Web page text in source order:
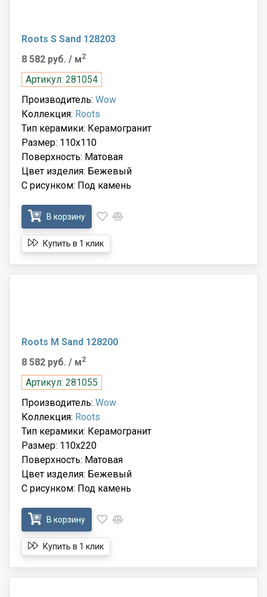
Roots S Sand 128203
8 582 руб. / м2
Артикул: 281054
Производитель: Wow
Коллекция: Roots
Тип керамики: Керамогранит
Размер: 110x110
Поверхность: Матовая
Цвет изделия: Бежевый
С рисунком: Под камень
В корзину
Купить в 1 клик
Roots M Sand 128200
8 582 руб. / м2
Артикул: 281055
Производитель: Wow
Коллекция: Roots
Тип керамики: Керамогранит
Размер: 110x220
Поверхность: Матовая
Цвет изделия: Бежевый
С рисунком: Под камень
В корзину
Купить в 1 клик